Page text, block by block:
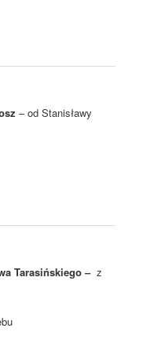
– od Stanisławy
Tarasińskiego –z